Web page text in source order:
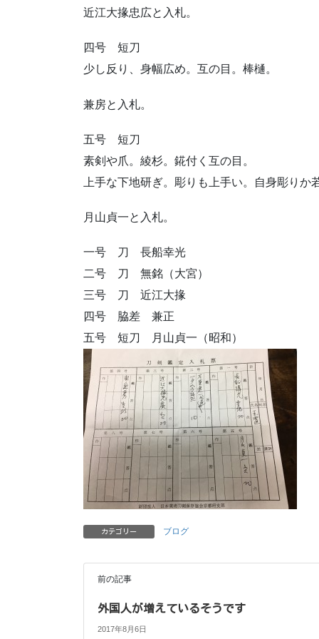
近江大掾忠広と入札。
四号 短刀
少し反り、身幅広め。互の目。棒樋。
兼房と入札。
五号 短刀
素剣や爪。綾杉。錵付く互の目。
上手な下地研ぎ。彫りも上手い。自身彫りか
月山貞一と入札。
一号 刀 長船幸光
二号 刀 無銘（大宮）
三号 刀 近江大掾
四号 脇差 兼正
五号 短刀 月山貞一（昭和）
カテゴリー ブログ
前の記事
外国人が増えているそうです
2017年8月6日